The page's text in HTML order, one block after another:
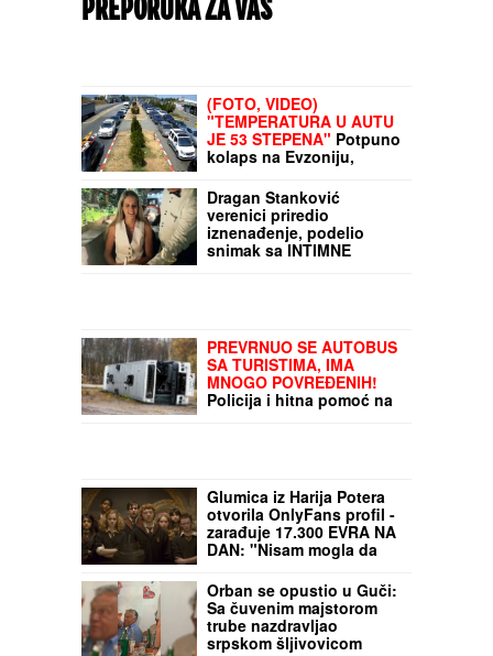
PREPORUKA ZA VAS
(FOTO, VIDEO)
"TEMPERATURA U AUTU
JE 53 STEPENA" Potpuno
kolaps na Evzoniju,
vidi kraj: Na izlaz iz Grčke
čeka se preko dva sata,
putnici očajni
Dragan Stanković
verenici priredio
iznenađenje, podelio
snimak sa INTIMNE
PREVRNUO SE AUTOBUS
SA TURISTIMA, IMA
MNOGO POVREĐENIH!
Policija i hitna pomoć na
Glumica iz Harija Potera
otvorila OnlyFans profil -
zarađuje 17.300 EVRA NA
DAN: "Nisam mogla da
sam slom. A u
supermarketu ne mogu
da radim, privlačim
ogromnu pažnju"
Orban se opustio u Guči:
Sa čuvenim majstorom
trube nazdravljao
srpskom šljivovicom